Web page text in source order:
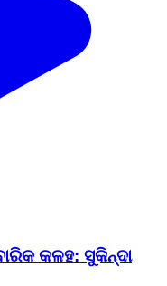
କଳହ: ସୁକିନ୍ଦା